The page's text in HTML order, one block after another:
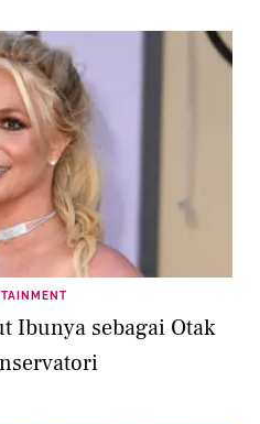
Ibunya sebagai Otak